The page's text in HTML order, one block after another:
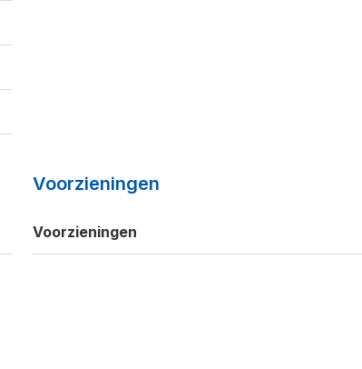
Voorzieningen
Voorzieningen